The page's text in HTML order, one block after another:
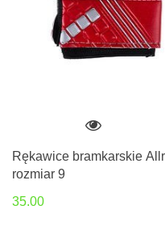
Rękawice bramkarskie
rozmiar 9
35.00